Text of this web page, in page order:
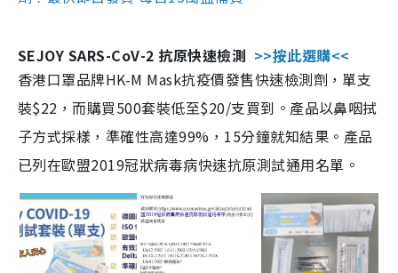
SEJOY SARS-CoV-2 抗原快速檢測 >>按此選購<<
香港口罩品牌HK-M Mask抗疫價發售快速檢測劑，單支
裝$22，而購買500套裝低至$20/支買到。產品以鼻咽拭
子方式採樣，準確性高達99%，15分鐘就知結果。產品
已列在歐盟2019冠狀病毒病快速抗原測試通用名單。